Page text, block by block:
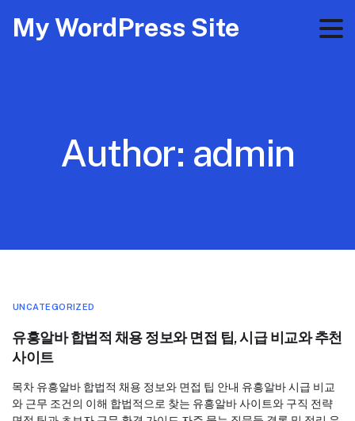
My WordPress Site
Author: admin
UNCATEGORIZED
유흥알바 합법적 채용 정보와 면접 팁, 시급 비교와 추천
사이트
목차 유흥알바 합법적 채용 정보와 면접 팁 안내 유흥알바 시급 비교
와 근무 조건의 이해 합법적으로 찾는 유흥알바 사이트와 구직 전략